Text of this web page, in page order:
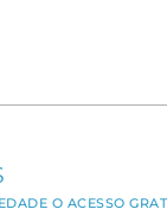
O ACESSO